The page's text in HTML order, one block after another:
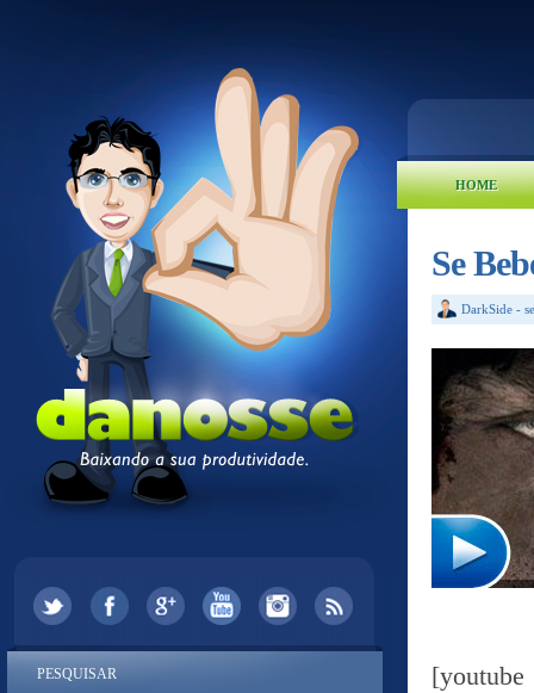
HOME
Se
DarkSide -
PESQUISAR